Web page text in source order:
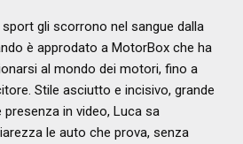
gli scorrono nel sangue dalla
è approdato a MotorBox che ha
al mondo dei motori, fino a
Stile asciutto e incisivo, grande
in video, Luca sa
le auto che prova, senza